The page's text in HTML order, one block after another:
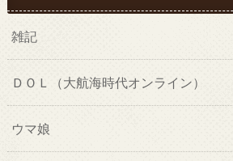
雑記
ＤＯＬ（大航海時代オンライン）
ウマ娘